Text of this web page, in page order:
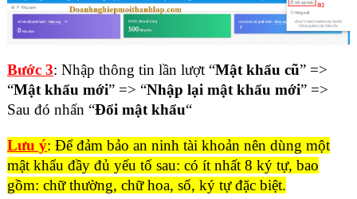
Bước 3: Nhập thông tin lần lượt “Mật khẩu cũ” =>
“Mật khẩu mới” => “Nhập lại mật khẩu mới” =>
Sau đó nhấn “Đổi mật khẩu“
Lưu ý: Để đảm bảo an ninh tài khoản nên dùng một
mật khẩu đầy đủ yếu tố sau: có ít nhất 8 ký tự, bao
gồm: chữ thường, chữ hoa, số, ký tự đặc biệt.